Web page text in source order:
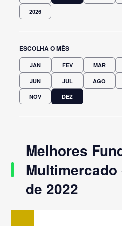
2026
ESCOLHA O MÊS
JAN FEV MAR
JUN JUL AGO
NOV DEZ
Melhores
de 2022